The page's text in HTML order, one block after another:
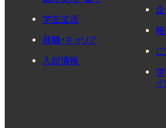
学生生活
就職・キャリア
入試情報